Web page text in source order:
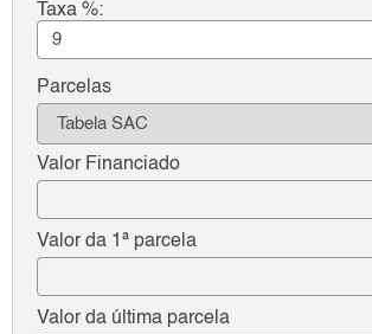
Taxa %:
Parcelas
Valor Financiado
Valor da 1ª parcela
Valor da última parcela